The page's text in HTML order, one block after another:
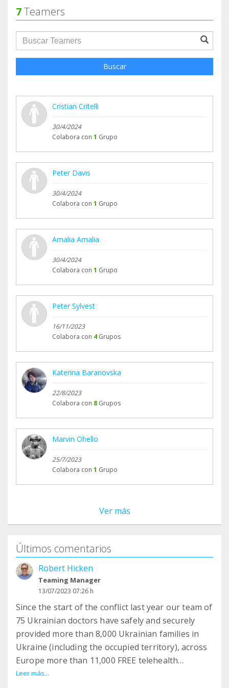
7Teamers
groupProfile.searchForm.search.text???
Buscar
Cristian Critelli
30/4/2024
Colabora con 1 Grupo
Peter Davis
30/4/2024
Colabora con 1 Grupo
Amalia Amalia
30/4/2024
Colabora con 1 Grupo
Peter Sylvest
16/11/2023
Colabora con 4 Grupos
Katerina Baranovska
22/8/2023
Colabora con 8 Grupos
Marvin Ohello
25/7/2023
Colabora con 1 Grupo
Ver más
Últimos comentarios
Robert Hicken
Teaming Manager
13/07/2023 07:26 h
Since the start of the conflict last year our team of
75 Ukrainian doctors have safely and securely
provided more than 8,000 Ukrainian families in
Ukraine (including the occupied territory), across
Europe more than 11,000 FREE telehealth
sessions.
Leer más...